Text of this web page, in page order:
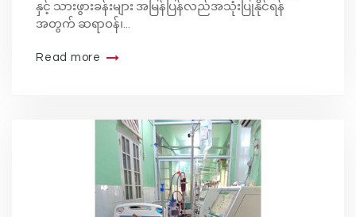
နှင့် သားဖွားခန်းများ အမြန်ပြန်လည်အသုံးပြုနိုင်ရန်
အတွက် ဆရာဝန်၊...
Read more